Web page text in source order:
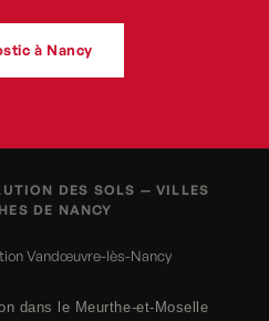
à Nancy
DES SOLS — VILLES
DE NANCY
Vandœuvre-lès-Nancy
dans le Meurthe-et-Moselle